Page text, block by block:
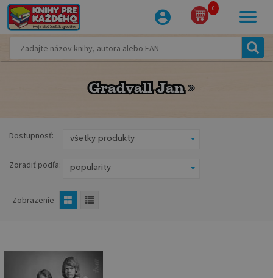
0
Gradvall Jan
Gradvall Jan
Dostupnosť:
Zoradiť podľa:
Zobrazenie